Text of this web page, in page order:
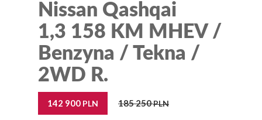
Nissan Qashqai
1,3 158 KM MHEV /
Benzyna / Tekna /
2WD R.
142 900 PLN 185 250PLN